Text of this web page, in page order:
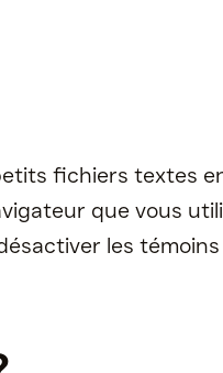
fichiers textes
que vous
les